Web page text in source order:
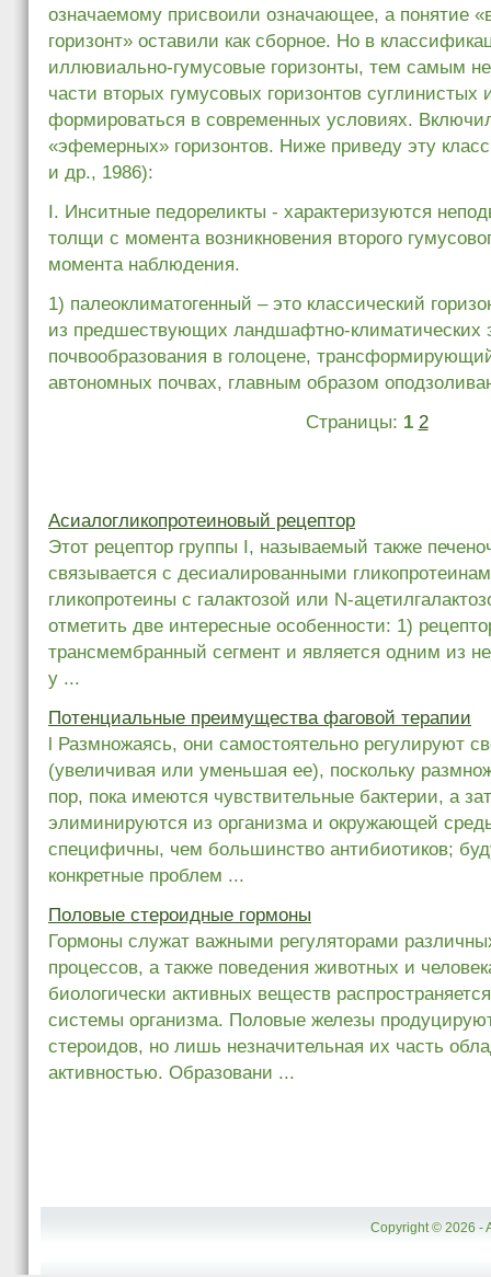
означаемому присвоили означающее, а понятие
горизонт» оставили как сборное. Но в
иллювиально-гумусовые горизонты, тем самым
части вторых гумусовых горизонтов суглинистых
формироваться в современных условиях.
«эфемерных» горизонтов. Ниже приведу эту
и др., 1986):
I. Инситные педореликты - характеризуются
толщи с момента возникновения второго
момента наблюдения.
1) палеоклиматогенный – это классический
из предшествующих ландшафтно-климатических
почвообразования в голоцене,
автономных почвах, главным образом
Страницы: 1 2
Асиалогликопротеиновый рецептор
Этот рецептор группы I, называемый также
связывается с десиалированными
гликопротеины с галактозой или
отметить две интересные особенности: 1)
трансмембранный сегмент и является одним из
у ...
Потенциальные преимущества фаговой терапии
l Размножаясь, они самостоятельно регулируют
(увеличивая или уменьшая ее), поскольку
пор, пока имеются чувствительные бактерии, а
элиминируются из организма и окружающей
специфичны, чем большинство антибиотиков;
конкретные проблем ...
Половые стероидные гормоны
Гормоны служат важными регуляторами
процессов, а также поведения животных и
биологически активных веществ
системы организма. Половые железы
стероидов, но лишь незначительная их часть
активностью. Образовани ...
Copyright © 2026 -